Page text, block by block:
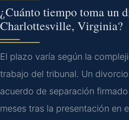
¿Cuánto tiempo toma un
Charlottesville, Virginia?
El plazo varía según la
trabajo del tribunal. Un
acuerdo de separación
meses tras la presentación en